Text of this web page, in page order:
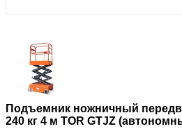
Подъемник ножничный
240 кг 4 м TOR GTJZ